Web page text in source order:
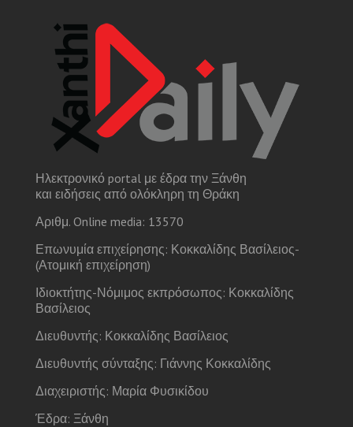
Ηλεκτρονικό portal με έδρα την Ξάνθη
και ειδήσεις από ολόκληρη τη Θράκη
Αριθμ. Online media: 13570
Επωνυμία επιχείρησης: Κοκκαλίδης Βασίλειος-
(Ατομική επιχείρηση)
Ιδιοκτήτης-Νόμιμος εκπρόσωπος: Κοκκαλίδης
Βασίλειος
Διευθυντής: Κοκκαλίδης Βασίλειος
Διευθυντής σύνταξης: Γιάννης Κοκκαλίδης
Διαχειριστής: Μαρία Φυσικίδου
Έδρα: Ξάνθη